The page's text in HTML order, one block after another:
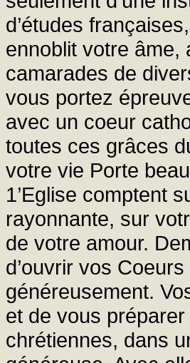
d’études
ennoblit votre âme,
camarades de
vous portez
avec un coeur
toutes ces grâces
votre vie Porte
1’Eglise comptent
rayonnante, sur
de votre amour.
d’ouvrir vos
généreusement.
et de vous
chrétiennes, dans